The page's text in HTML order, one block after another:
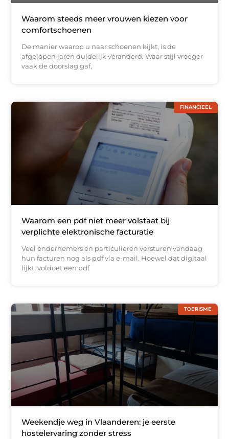
Waarom steeds meer vrouwen kiezen voor
comfortschoenen
De manier waarop u naar schoenen kijkt, is de
afgelopen jaren duidelijk veranderd. Waar stijl vroeger
vaak de doorslag gaf,
FINANCIEEL
Waarom een pdf niet meer volstaat bij
verplichte elektronische facturatie
Veel ondernemers en particulieren versturen vandaag
hun facturen nog als pdf via e-mail. Hoewel dat digitaal
lijkt, voldoet een pdf
TOERISME
Weekendje weg in Vlaanderen: je eerste
hostelervaring zonder stress